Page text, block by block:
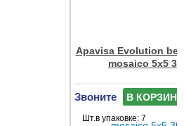
Apavisa Evolution
mosaico 5x5
Звоните В КОРЗИНУ
Шт.в упаковке: 7